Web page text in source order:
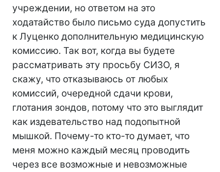
учреждении, но ответом на это
ходатайство было письмо суда допустить
к Луценко дополнительную медицинскую
комиссию. Так вот, когда вы будете
рассматривать эту просьбу СИЗО, я
скажу, что отказываюсь от любых
комиссий, очередной сдачи крови,
глотания зондов, потому что это выглядит
как издевательство над подопытной
мышкой. Почему-то кто-то думает, что
меня можно каждый месяц проводить
через все возможные и невозможные